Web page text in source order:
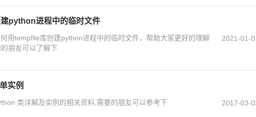
python进程中的临时文件
用tempfile库创建python进程中的临时文件，帮助大家更好的理解
朋友可以了解下
2021-01-
实例
类详解及实例的相关资料,需要的朋友可以参考下 2017-03-